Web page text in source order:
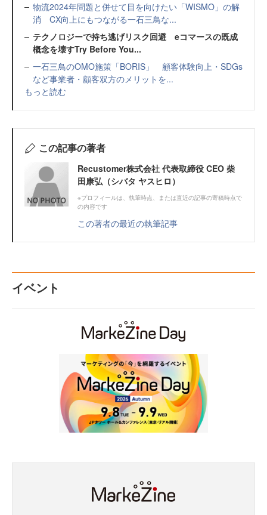
物流2024年問題と併せて目を向けたい「WISMO」の解
消 CX向上にもつながる一石三鳥な...
テクノロジーで持ち逃げリスク回避 eコマースの既成
概念を壊すTry Before You...
一石三鳥のOMO施策「BORIS」 顧客体験向上・SDGs
など事業者・顧客双方のメリットを...
もっと読む
この記事の著者
Recustomer株式会社 代表取締役 CEO 柴
田康弘（シバタ ヤスヒロ）
※プロフィールは、執筆時点、または直近の記事の寄稿時点で
の内容です
この著者の最近の執筆記事
イベント